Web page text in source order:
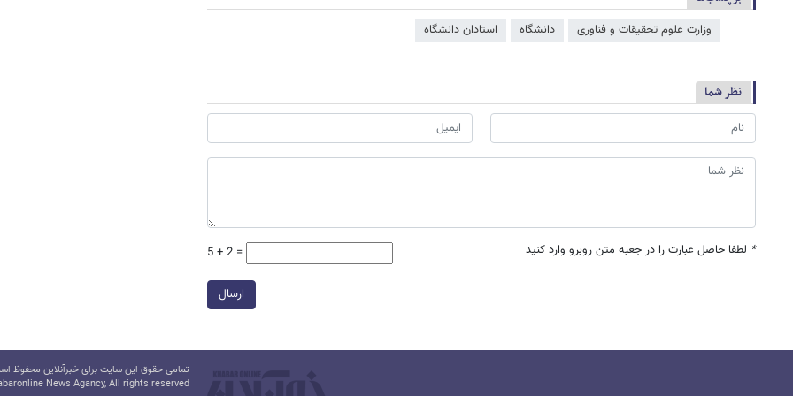
وزارت علوم تحقیقات و فناوری دانشگاه استادان دانشگاه
نظر شما
* لطفا حاصل عبارت را در جعبه متن روبرو وارد کنید 5 + 2 =
ارسال
تمامی حقوق این سایت برای خبرآنلاین محفوظ
News Agancy, All rights reserved